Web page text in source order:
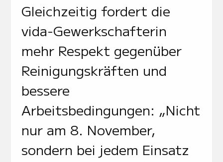
Gleichzeitig fordert die
vida-Gewerkschafterin
mehr Respekt gegenüber
Reinigungskräften und
bessere
Arbeitsbedingungen: „Nicht
nur am 8. November,
sondern bei jedem Einsatz